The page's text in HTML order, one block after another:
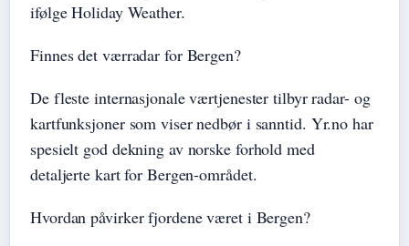
ifølge Holiday Weather.
Finnes det værradar for Bergen?
De fleste internasjonale værtjenester tilbyr radar- og
kartfunksjoner som viser nedbør i sanntid. Yr.no har
spesielt god dekning av norske forhold med
detaljerte kart for Bergen-området.
Hvordan påvirker fjordene været i Bergen?